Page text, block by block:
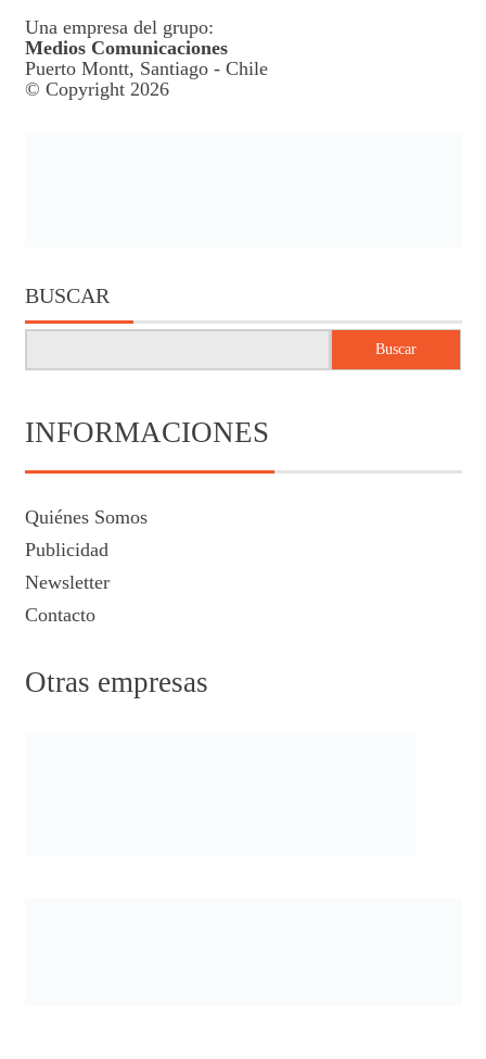
Una empresa del grupo:
Medios Comunicaciones
Puerto Montt, Santiago - Chile
© Copyright 2026
BUSCAR
Buscar
INFORMACIONES
Quiénes Somos
Publicidad
Newsletter
Contacto
Otras empresas